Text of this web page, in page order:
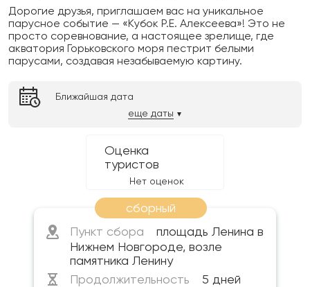
Дорогие друзья, приглашаем вас на уникальное
парусное событие — «Кубок Р.Е. Алексеева»! Это не
просто соревнование, а настоящее зрелище, где
акватория Горьковского моря пестрит белыми
парусами, создавая незабываемую картину.
Ближайшая дата
еще даты
Оценка
туристов
Нет оценок
сборный
Пункт сбора
площадь Ленина в
Нижнем Новгороде, возле
памятника Ленину
Продолжительность
5 дней